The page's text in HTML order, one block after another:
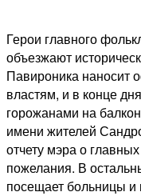
Герои главного
объезжают
Павироника наносит
властям, и в конце
горожанами на
имени жителей
отчету мэра о
пожелания. В
посещает больницы